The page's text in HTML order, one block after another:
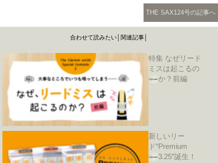
THE SAX124号の記事へ
合わせて読みたい│関連記事│
特集 なぜリード
ミスは起こるの
か？前編
新しいリー
ド“Premium
3.25”誕生！